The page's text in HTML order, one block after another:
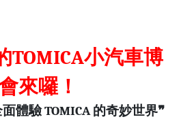
TOMICA小汽車博
來囉！
體驗 TOMICA 的奇妙世界❞